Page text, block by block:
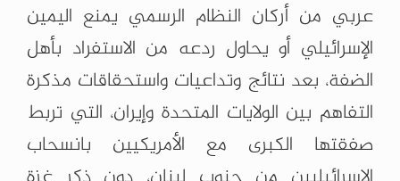
عربي من أركان النظام الرسمي يمنع اليمين
الإسرائيلي أو يحاول ردعه من الاستفراد بأهل
الضفة، بعد نتائج وتداعيات واستحقاقات مذكرة
التفاهم بين الولايات المتحدة وإيران، التي تربط
صفقتها الكبرى مع الأمريكيين بانسحاب